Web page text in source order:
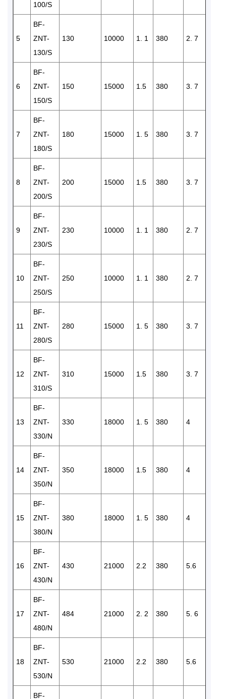
100/S
5
BF-
ZNT-
130/S
130 10000 1. 1 380 2. 7
6
BF-
ZNT-
150/S
150 15000 1.5 380 3. 7
7
BF-
ZNT-
180/S
180 15000 1. 5 380 3. 7
8
BF-
ZNT-
200/S
200 15000 1.5 380 3. 7
9
BF-
ZNT-
230/S
230 10000 1. 1 380 2. 7
10
BF-
ZNT-
250/S
250 10000 1. 1 380 2. 7
11
BF-
ZNT-
280/S
280 15000 1. 5 380 3. 7
12
BF-
ZNT-
310/S
310 15000 1.5 380 3. 7
13
BF-
ZNT-
330/N
330 18000 1. 5 380 4
14
BF-
ZNT-
350/N
350 18000 1.5 380 4
15
BF-
ZNT-
380/N
380 18000 1. 5 380 4
16
BF-
ZNT-
430/N
430 21000 2.2 380 5.6
17
BF-
ZNT-
480/N
484 21000 2. 2 380 5. 6
18
BF-
ZNT-
530/N
530 21000 2.2 380 5.6
BF-